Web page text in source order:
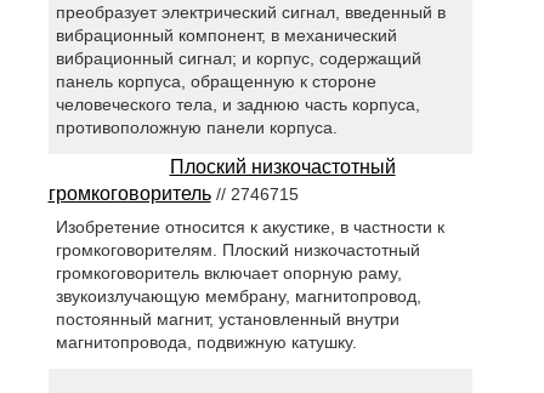
преобразует электрический сигнал, введенный в
вибрационный компонент, в механический
вибрационный сигнал; и корпус, содержащий
панель корпуса, обращенную к стороне
человеческого тела, и заднюю часть корпуса,
противоположную панели корпуса.
Плоский низкочастотный
громкоговоритель// 2746715
Изобретение относится к акустике, в частности к
громкоговорителям. Плоский низкочастотный
громкоговоритель включает опорную раму,
звукоизлучающую мембрану, магнитопровод,
постоянный магнит, установленный внутри
магнитопровода, подвижную катушку.